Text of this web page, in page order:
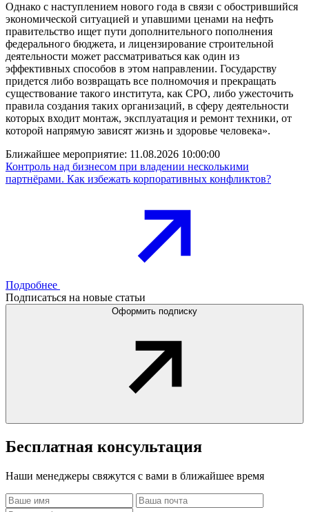
Однако с наступлением нового года в связи с обострившийся
экономической ситуацией и упавшими ценами на нефть
правительство ищет пути дополнительного пополнения
федерального бюджета, и лицензирование строительной
деятельности может рассматриваться как один из
эффективных способов в этом направлении. Государству
придется либо возвращать все полномочия и прекращать
существование такого института, как СРО, либо ужесточить
правила создания таких организаций, в сферу деятельности
которых входит монтаж, эксплуатация и ремонт техники, от
которой напрямую зависят жизнь и здоровье человека».
Ближайшее мероприятие: 11.08.2026 10:00:00
Контроль над бизнесом при владении несколькими
партнёрами. Как избежать корпоративных конфликтов?
Подробнее
Подписаться на новые статьи
Оформить подписку
Бесплатная консультация
Наши менеджеры свяжутся с вами в ближайшее время